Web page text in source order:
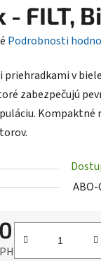
- FILT,
Podrobnosti
v
zabezpečujú
Kompaktné
ABO-